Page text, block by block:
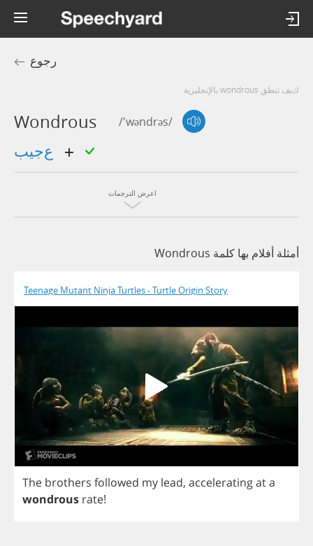
رجوع
كيف تنطق wondrous بالإنجليزية
Wondrous /'wəndrəs/
اعرض الترجمات
أمثلة أفلام بها كلمة Wondrous
Teenage Mutant Ninja Turtles - Turtle Origin Story
The brothers followed my lead, acceleratingata
wondrous rate!